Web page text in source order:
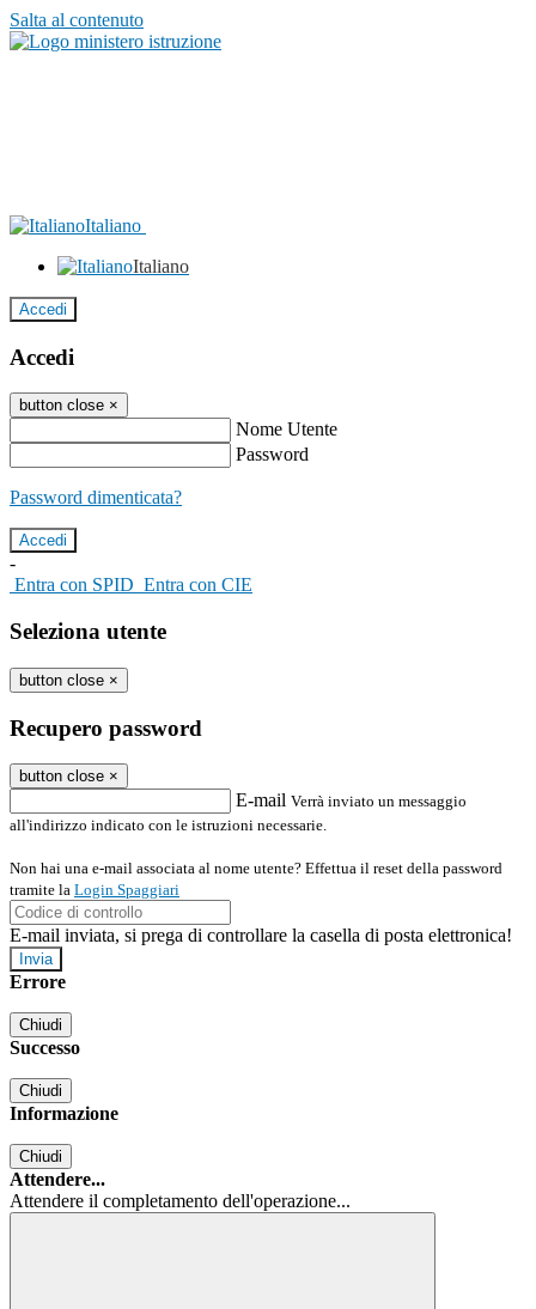
Salta al contenuto
Italiano
Italiano
Accedi
Accedi
button close ×
Nome Utente
Password
Password dimenticata?
-
Entra con SPID Entra con CIE
Seleziona utente
button close ×
Recupero password
button close ×
E-mail Verrà inviato un messaggio
all'indirizzo indicato con le istruzioni necessarie.
Non hai una e-mail associata al nome utente? Effettua il reset della password
tramite la Login Spaggiari
E-mail inviata, si prega di controllare la casella di posta elettronica!
Errore
Chiudi
Successo
Chiudi
Informazione
Chiudi
Attendere...
Attendere il completamento dell'operazione...